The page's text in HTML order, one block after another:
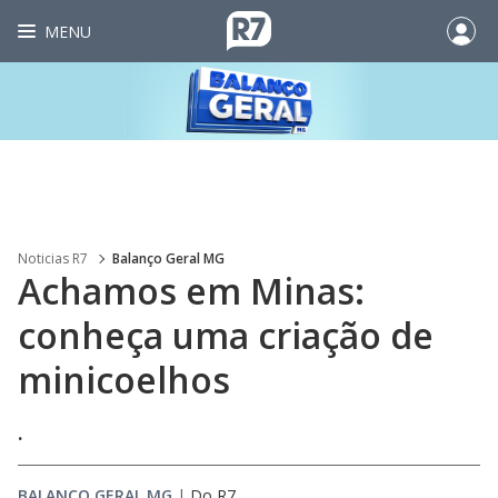
MENU
Noticias R7 Balanço Geral MG
Achamos em Minas:
conheça uma criação de
minicoelhos
.